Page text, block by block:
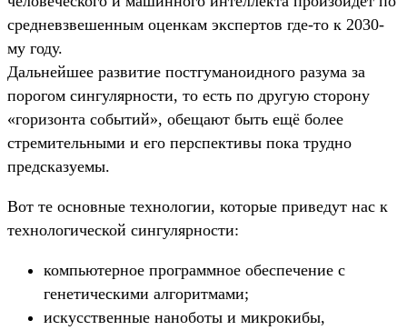
средневзвешенным оценкам экспертов где-то к 2030-
му году.
Дальнейшее развитие постгуманоидного разума за
порогом сингулярности, то есть по другую сторону
«горизонта событий», обещают быть ещё более
стремительными и его перспективы пока трудно
предсказуемы.
Вот те основные технологии, которые приведут нас к
технологической сингулярности:
компьютерное программное обеспечение с
генетическими алгоритмами;
искусственные наноботы и микрокибы,